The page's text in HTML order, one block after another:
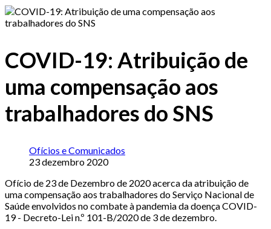
COVID-19: Atribuição de
uma compensação aos
trabalhadores do SNS
Ofícios e Comunicados
23 dezembro 2020
Ofício de 23 de Dezembro de 2020 acerca da atribuição de
uma compensação aos trabalhadores do Serviço Nacional de
Saúde envolvidos no combate à pandemia da doença COVID-
19 - Decreto-Lei n.º 101-B/2020 de 3 de dezembro.